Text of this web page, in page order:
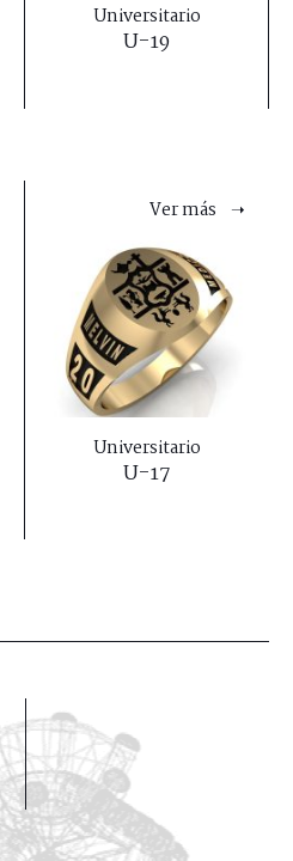
Universitario
U-19
Ver más ➝
Universitario
U-17